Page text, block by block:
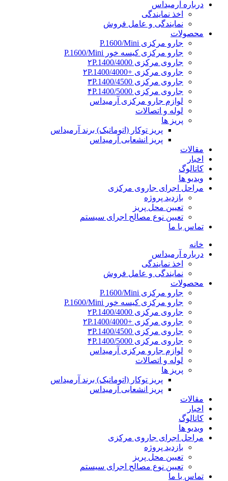
درباره آرمیداس
اخذ نمایندگی
نمایندگی و عامل فروش
محصولات
جارو مرکزی P.1600/Mini
جارو مرکزی کیسه خور P.1600/Mini
جاروی مرکزی ۲P.1400/4000
جاروی مرکزی +۲P.1400/4000
جاروی مرکزی ۳P.1400/4500
جاروی مرکزی ۴P.1400/5000
لوازم جارو مرکزی آرمیداس
لوله و اتصالات
پریز ها
پریز توکار (اتوماتیک) برند آرمیداس
پریز انشعابی آرمیداس
مقالات
اخبار
کاتالوگ
ویدیو ها
مراحل اجرای جاروی مرکزی
بازدید پروژه
تعیین محل پریز
تعیین نوع مصالح اجرای سیستم
تماس با ما
خانه
درباره آرمیداس
اخذ نمایندگی
نمایندگی و عامل فروش
محصولات
جارو مرکزی P.1600/Mini
جارو مرکزی کیسه خور P.1600/Mini
جاروی مرکزی ۲P.1400/4000
جاروی مرکزی +۲P.1400/4000
جاروی مرکزی ۳P.1400/4500
جاروی مرکزی ۴P.1400/5000
لوازم جارو مرکزی آرمیداس
لوله و اتصالات
پریز ها
پریز توکار (اتوماتیک) برند آرمیداس
پریز انشعابی آرمیداس
مقالات
اخبار
کاتالوگ
ویدیو ها
مراحل اجرای جاروی مرکزی
بازدید پروژه
تعیین محل پریز
تعیین نوع مصالح اجرای سیستم
تماس با ما